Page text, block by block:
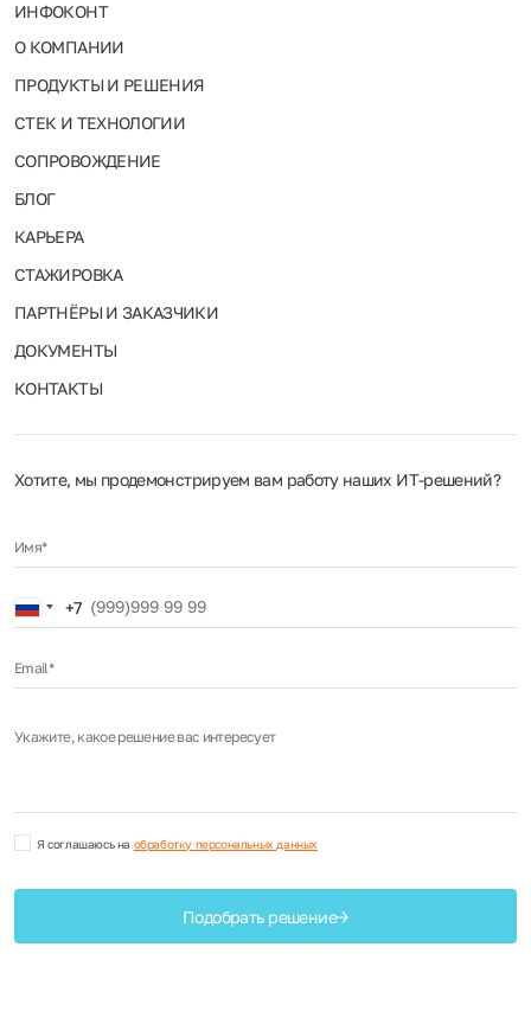
ИНФОКОНТ
О КОМПАНИИ
ПРОДУКТЫ И РЕШЕНИЯ
СТЕК И ТЕХНОЛОГИИ
СОПРОВОЖДЕНИЕ
БЛОГ
КАРЬЕРА
СТАЖИРОВКА
ПАРТНЁРЫ И ЗАКАЗЧИКИ
ДОКУМЕНТЫ
КОНТАКТЫ
Хотите, мы продемонстрируем вам работу наших ИТ‑решений?
Имя*
Russia
+7
+7
Email*
Укажите, какое решение вас интересует
Я соглашаюсь на обработку персональных данных
Подобрать решение